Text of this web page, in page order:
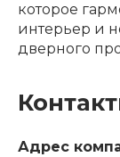
которое
интерьер и
дверного
Адрес